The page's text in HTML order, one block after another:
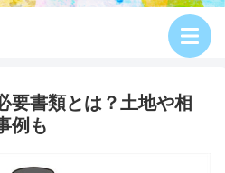
要書類とは？土地や相
例も